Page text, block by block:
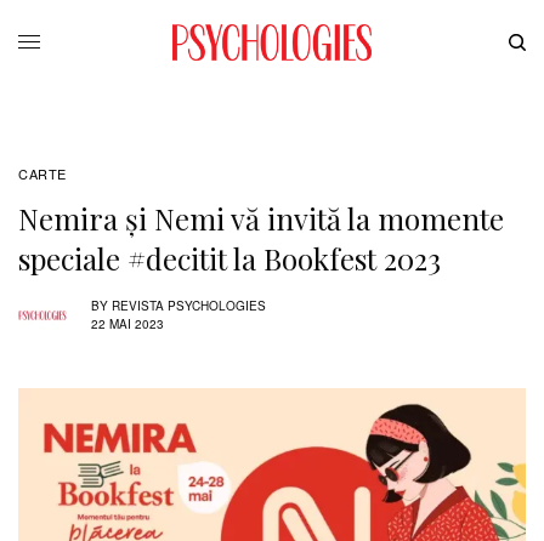
CARTE
Nemira și Nemi vă invită la momente
speciale #decitit la Bookfest 2023
BY REVISTA PSYCHOLOGIES
22 MAI 2023